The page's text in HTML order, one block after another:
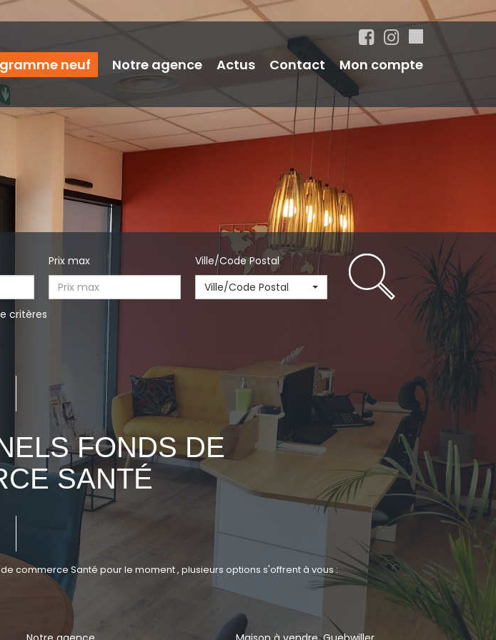
neuf Notre agence Actus Contact Mon compte
Prix max
Ville/Code Postal
Ville/Code Postal
critères
FONDS DE
SANTÉ
commerce Santé pour le moment , plusieurs options s'offrent à vous :